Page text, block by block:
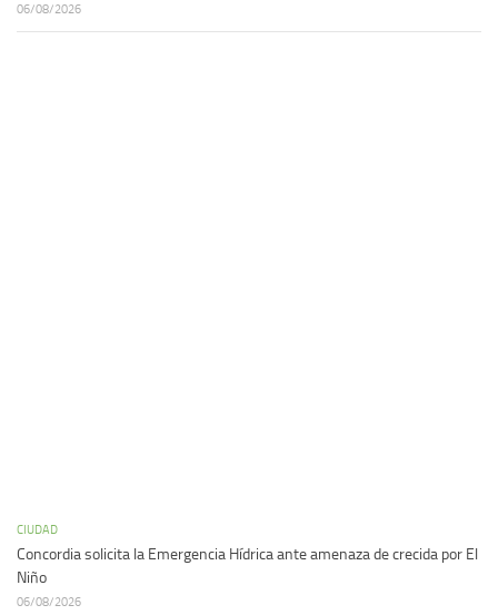
06/08/2026
CIUDAD
Concordia solicita la Emergencia Hídrica ante amenaza de crecida por El
Niño
06/08/2026